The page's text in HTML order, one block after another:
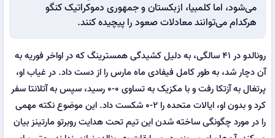
می‌شود، اما کلمبیا، ازبکستان و جمهوری دموکراتیک کنگو
هرکدام می‌توانند معادلات صعود را پیچیده کنند.
رونالدو در ۴۱ سالگی، به دلیل کشیدگی همسترینگ که در اواخر فوریه به
آن دچار شد، به طور کامل فیفادی ماه مارس را از دست داد. در غیاب او،
پرتغال به آزتکا رفت و با مکزیک به تساوی ۰-۰ رسید، سپس به آتلانتا سفر
کرد و بدون او، ایالات متحده را ۲-۰ شکست داد. این موضوع نکته مهمی
را در مورد چگونگی ساخته شدن این تیم تحت هدایت روبرتو مارتینز بیان